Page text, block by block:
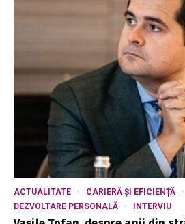
ACTUALITATE
CARIERĂ ȘI EFICIENȚĂ
DEZVOLTARE PERSONALĂ
INTERVIU